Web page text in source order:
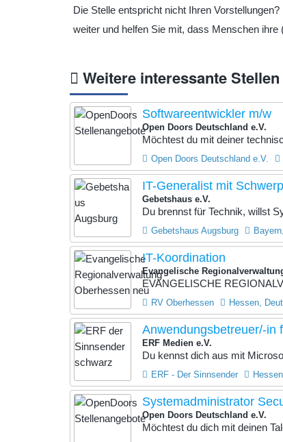
Die Stelle entspricht nicht Ihren
weiter und helfen Sie mit, dass Menschen ihre
Weitere interessante
Softwareentwickler m/w
Open Doors Deutschland e.V.
Möchtest du mit deiner
Open Doors Deutschland e.V.
IT-Generalist mit
Gebetshaus e.V.
Du brennst für Technik, willst
Gebetshaus Augsburg
IT-Koordination
Evangelische
EVANGELISCHE
RV Oberhessen Hessen,
Anwendungsbetreuer/-in
ERF Medien e.V.
Du kennst dich aus mit
ERF - Der Sinnsender
Systemadministrator
Open Doors Deutschland e.V.
Möchtest du dich mit deinen